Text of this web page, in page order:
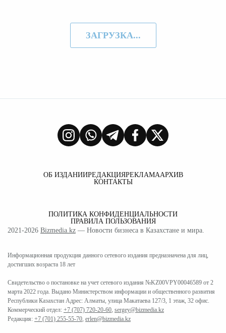
ЗАГРУЗКА...
ОБ ИЗДАНИИРЕДАКЦИЯРЕКЛАМААРХИВ
КОНТАКТЫ
ПОЛИТИКА КОНФИДЕНЦИАЛЬНОСТИ
ПРАВИЛА ПОЛЬЗОВАНИЯ
2021-2026 Bizmedia.kz — Новости бизнеса в Казахстане и мира.
Информационная продукция данного сетевого издания предназначена для лиц,
достигших возраста 18 лет
Свидетельство о постановке на учет сетевого издания №KZ00VPY00046589 от 2
марта 2022 года. Выдано Министерством информации и общественного развития
Республики Казахстан Адрес: Алматы, улица Макатаева 127/3, 1 этаж, 32 офис.
Коммерческий отдел: +7 (707) 720-20-60, sergey@bizmedia.kz
Редакция: +7 (701) 255-55-70, erlen@bizmedia.kz